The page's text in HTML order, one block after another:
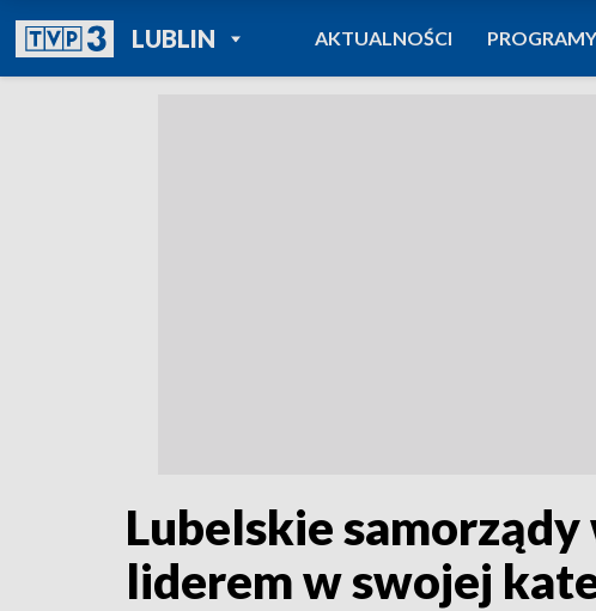
LUBLINPOWRÓT DO
TVP REGIONY
AKTUALNOŚCI PROGRAMY
Lubelskie
liderem w swojej